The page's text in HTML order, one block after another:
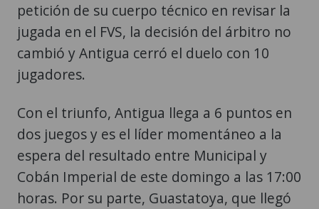
petición de su cuerpo técnico en revisar la
jugada en el FVS, la decisión del árbitro no
cambió y Antigua cerró el duelo con 10
jugadores.
Con el triunfo, Antigua llega a 6 puntos en
dos juegos y es el líder momentáneo a la
espera del resultado entre Municipal y
Cobán Imperial de este domingo a las 17:00
horas. Por su parte, Guastatoya, que llegó